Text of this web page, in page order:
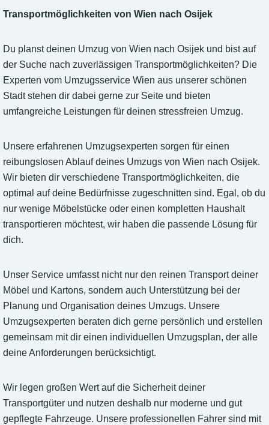
Transportmöglichkeiten von Wien nach Osijek
Du planst deinen Umzug von Wien nach Osijek und bist auf
der Suche nach zuverlässigen Transportmöglichkeiten? Die
Experten vom Umzugsservice Wien aus unserer schönen
Stadt stehen dir dabei gerne zur Seite und bieten
umfangreiche Leistungen für deinen stressfreien Umzug.
Unsere erfahrenen Umzugsexperten sorgen für einen
reibungslosen Ablauf deines Umzugs von Wien nach Osijek.
Wir bieten dir verschiedene Transportmöglichkeiten, die
optimal auf deine Bedürfnisse zugeschnitten sind. Egal, ob du
nur wenige Möbelstücke oder einen kompletten Haushalt
transportieren möchtest, wir haben die passende Lösung für
dich.
Unser Service umfasst nicht nur den reinen Transport deiner
Möbel und Kartons, sondern auch Unterstützung bei der
Planung und Organisation deines Umzugs. Unsere
Umzugsexperten beraten dich gerne persönlich und erstellen
gemeinsam mit dir einen individuellen Umzugsplan, der alle
deine Anforderungen berücksichtigt.
Wir legen großen Wert auf die Sicherheit deiner
Transportgüter und nutzen deshalb nur moderne und gut
gepflegte Fahrzeuge. Unsere professionellen Fahrer sind mit